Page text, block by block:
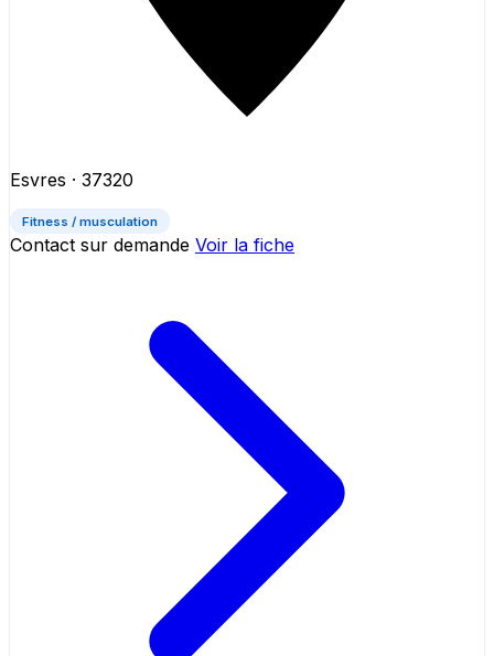
Esvres · 37320
Fitness / musculation
Contact sur demande Voir la fiche